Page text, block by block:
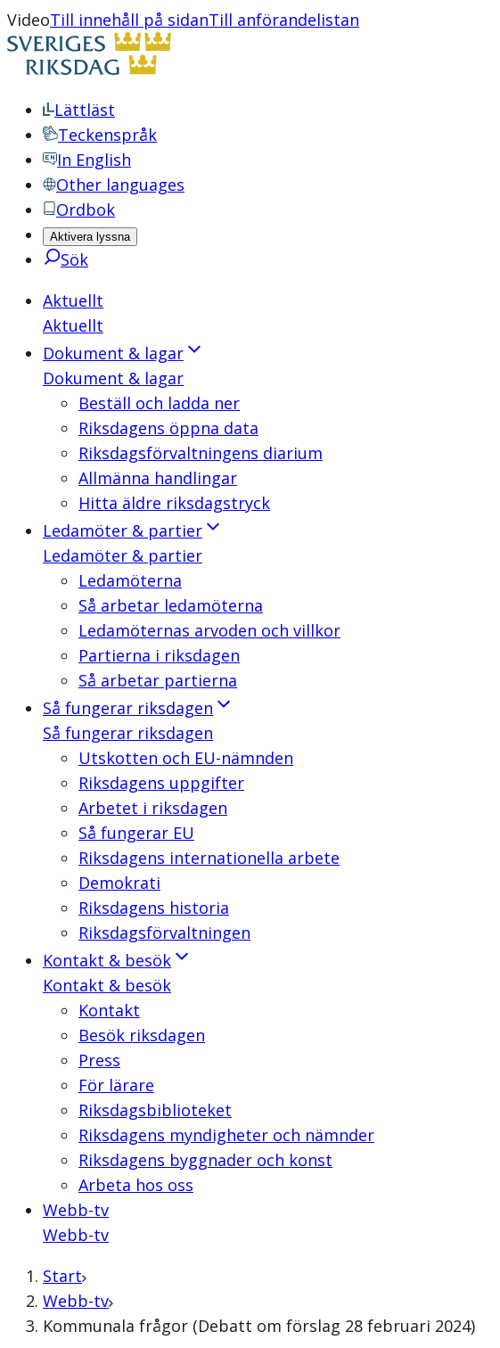
VideoTill innehåll på sidanTill anförandelistan
Lättläst
Teckenspråk
In English
Other languages
Ordbok
Aktivera lyssna
Sök
Aktuellt
Aktuellt
Dokument & lagar
Dokument & lagar
Beställ och ladda ner
Riksdagens öppna data
Riksdagsförvaltningens diarium
Allmänna handlingar
Hitta äldre riksdagstryck
Ledamöter & partier
Ledamöter & partier
Ledamöterna
Så arbetar ledamöterna
Ledamöternas arvoden och villkor
Partierna i riksdagen
Så arbetar partierna
Så fungerar riksdagen
Så fungerar riksdagen
Utskotten och EU-nämnden
Riksdagens uppgifter
Arbetet i riksdagen
Så fungerar EU
Riksdagens internationella arbete
Demokrati
Riksdagens historia
Riksdagsförvaltningen
Kontakt & besök
Kontakt & besök
Kontakt
Besök riksdagen
Press
För lärare
Riksdagsbiblioteket
Riksdagens myndigheter och nämnder
Riksdagens byggnader och konst
Arbeta hos oss
Webb-tv
Webb-tv
Start
Webb-tv
Kommunala frågor (Debatt om förslag 28 februari 2024)